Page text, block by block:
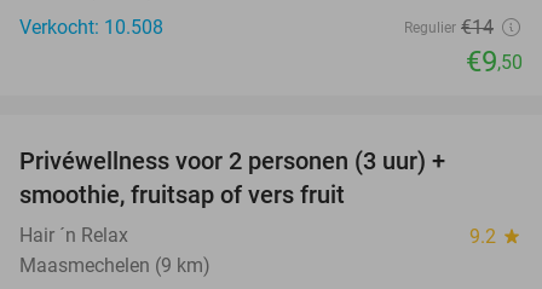
Verkocht: 10.508
Regulier €14
€9,50
Privéwellness voor 2 personen (3 uur) +
smoothie, fruitsap of vers fruit
Hair ´n Relax 9.2 star
Maasmechelen (9 km)